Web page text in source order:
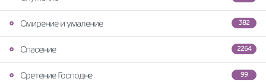
382
Смирение и умаление
2264
Спасение
99
Сретение Господне